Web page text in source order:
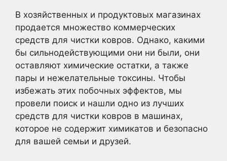
В хозяйственных и продуктовых магазинах
продается множество коммерческих
средств для чистки ковров. Однако, какими
бы сильнодействующими они ни были, они
оставляют химические остатки, а также
пары и нежелательные токсины. Чтобы
избежать этих побочных эффектов, мы
провели поиск и нашли одно из лучших
средств для чистки ковров в машинах,
которое не содержит химикатов и безопасно
для вашей семьи и друзей.